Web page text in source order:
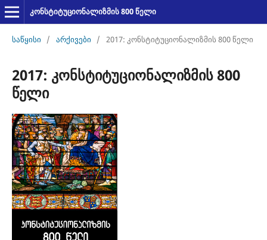
კონსტიტუციონალიზმის 800 წელი
საწყისი / არქივები / 2017: კონსტიტუციონალიზმის 800 წელი
2017: კონსტიტუციონალიზმის 800
წელი